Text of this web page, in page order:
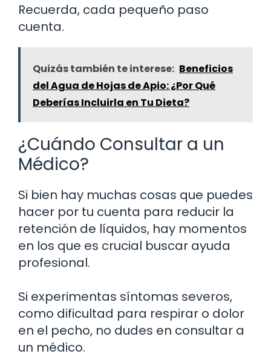
Recuerda, cada pequeño paso
cuenta.
Quizás también te interese: Beneficios
del Agua de Hojas de Apio: ¿Por Qué
Deberías Incluirla en Tu Dieta?
¿Cuándo Consultar a un
Médico?
Si bien hay muchas cosas que puedes
hacer por tu cuenta para reducir la
retención de líquidos, hay momentos
en los que es crucial buscar ayuda
profesional.
Si experimentas síntomas severos,
como dificultad para respirar o dolor
en el pecho, no dudes en consultar a
un médico.